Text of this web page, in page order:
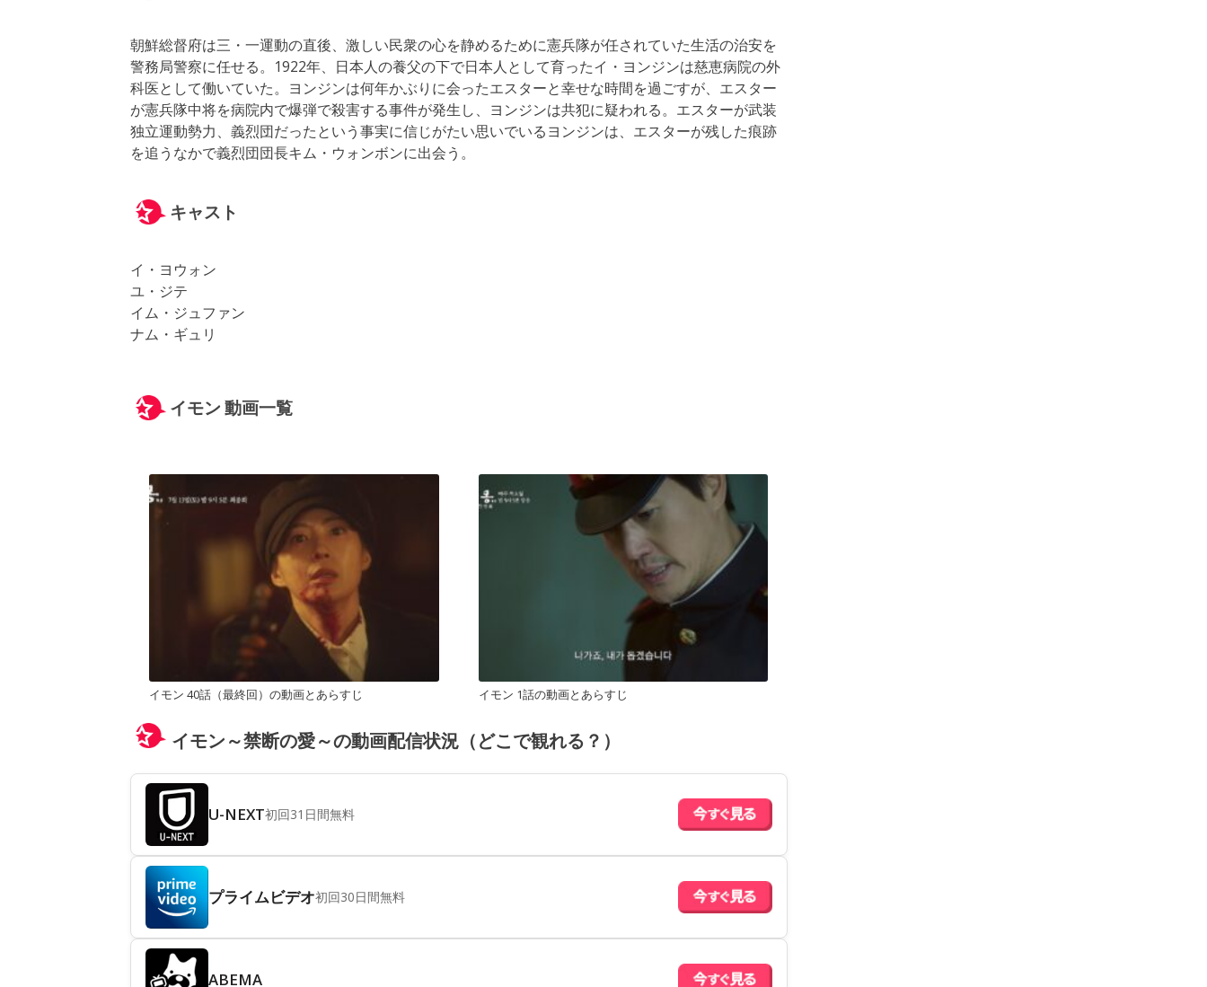
朝鮮総督府は三・一運動の直後、激しい民衆の心を静めるために憲兵隊が任されていた生活の治安を
警務局警察に任せる。1922年、日本人の養父の下で日本人として育ったイ・ヨンジンは慈恵病院の外
科医として働いていた。ヨンジンは何年かぶりに会ったエスターと幸せな時間を過ごすが、エスター
が憲兵隊中将を病院内で爆弾で殺害する事件が発生し、ヨンジンは共犯に疑われる。エスターが武装
独立運動勢力、義烈団だったという事実に信じがたい思いでいるヨンジンは、エスターが残した痕跡
を追うなかで義烈団団長キム・ウォンボンに出会う。
キャスト
イ・ヨウォン
ユ・ジテ
イム・ジュファン
ナム・ギュリ
イモン 動画一覧
イモン 40話（最終回）の動画とあらすじ イモン 1話の動画とあらすじ
イモン～禁断の愛～の動画配信状況（どこで観れる？）
U-NEXT初回31日間無料
プライムビデオ初回30日間無料
ABEMA